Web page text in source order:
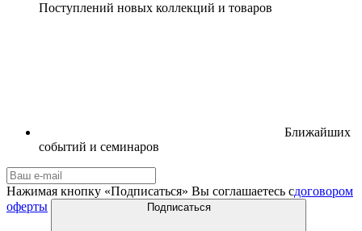
Поступлений новых коллекций и товаров
Ближайших
событий и семинаров
Нажимая кнопку «Подписаться» Вы соглашаетесь сдоговором
оферты
Подписаться